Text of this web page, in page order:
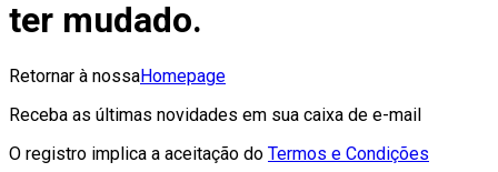
ter mudado.
Retornar à nossaHomepage
Receba as últimas novidades em sua caixa de e-mail
O registro implica a aceitação do Termos e Condições